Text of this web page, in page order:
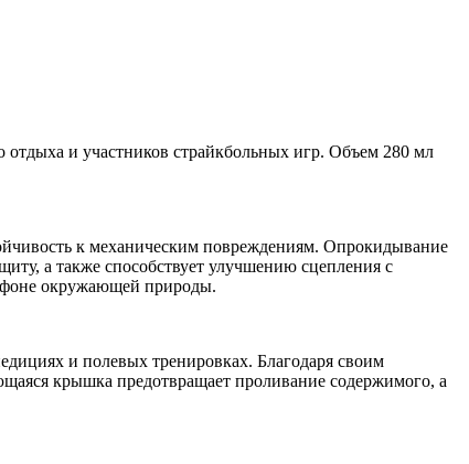
и участников страйкбольных игр. Объем 280 мл
к механическим повреждениям. Опрокидывание
а также способствует улучшению сцепления с
фоне окружающей природы.
и полевых тренировках. Благодаря своим
крышка предотвращает проливание содержимого, а